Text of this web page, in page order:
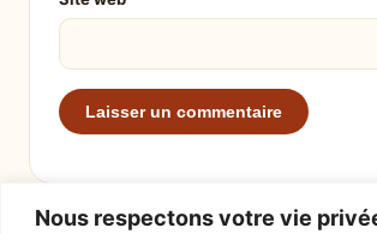
Nous respectons votre vie